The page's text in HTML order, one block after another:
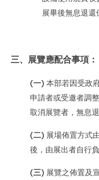
展畢後無息退還
三、展覽應配合事項：
(一)本部若因受政
申請者或受邀者調
取消展覽者，無息
(二) 展場佈置方式
後，由展出者自行
(三) 展覽之佈置及